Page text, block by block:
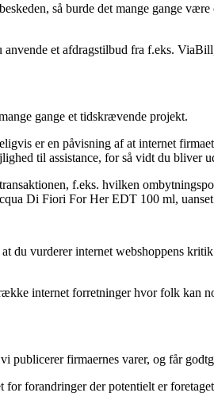
så burde det mange gange
et afdragstilbud fra f.eks.
gange et tidskrævende projekt.
er en påvisning af at internet
til assistance, for så vidt du bliver
f.eks. hvilken
Di Fiori For Her EDT 100 ml,
du vurderer internet webshoppens
internet forretninger hvor folk kan
firmaernes varer, og får
forandringer der potentielt er